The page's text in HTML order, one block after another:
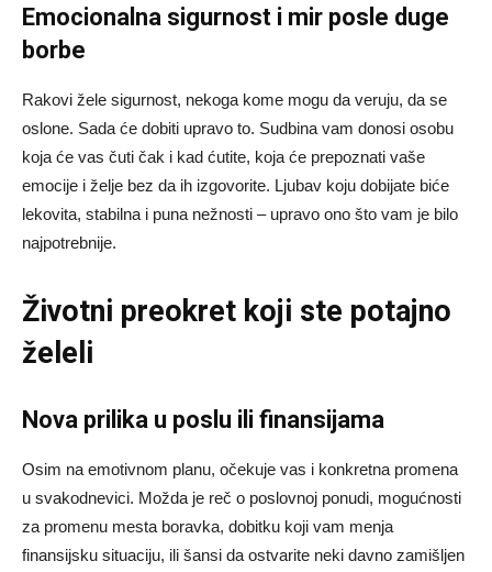
Emocionalna sigurnost i mir posle duge
borbe
Rakovi žele sigurnost, nekoga kome mogu da veruju, da se
oslone. Sada će dobiti upravo to. Sudbina vam donosi osobu
koja će vas čuti čak i kad ćutite, koja će prepoznati vaše
emocije i želje bez da ih izgovorite. Ljubav koju dobijate biće
lekovita, stabilna i puna nežnosti – upravo ono što vam je bilo
najpotrebnije.
Životni preokret koji ste potajno
želeli
Nova prilika u poslu ili finansijama
Osim na emotivnom planu, očekuje vas i konkretna promena
u svakodnevici. Možda je reč o poslovnoj ponudi, mogućnosti
za promenu mesta boravka, dobitku koji vam menja
finansijsku situaciju, ili šansi da ostvarite neki davno zamišljen